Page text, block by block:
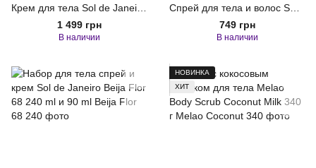
1 499 грн
В наличии
749 грн
В наличии
НОВИНКА
ХИТ